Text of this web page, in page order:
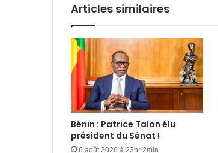
Articles similaires
Bénin : Patrice Talon élu
président du Sénat !
6 août 2026 à 23h42min